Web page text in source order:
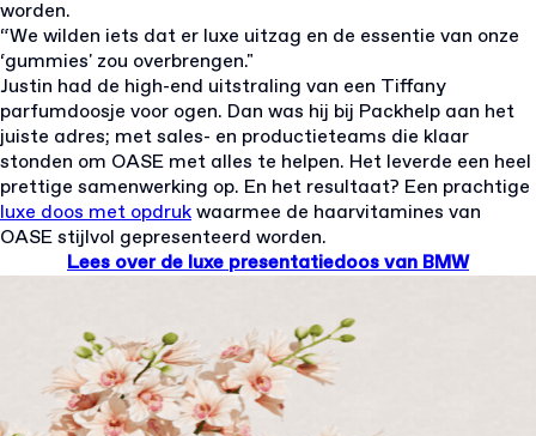
worden.
“We wilden iets dat er luxe uitzag en de essentie van onze
‘gummies' zou overbrengen."
Justin had de high-end uitstraling van een Tiffany
parfumdoosje voor ogen. Dan was hij bij Packhelp aan het
juiste adres; met sales- en productieteams die klaar
stonden om OASE met alles te helpen. Het leverde een heel
prettige samenwerking op. En het resultaat? Een prachtige
luxe doos met opdrukwaarmee de haarvitamines van
OASE stijlvol gepresenteerd worden.
Lees over de luxe presentatiedoos van BMW